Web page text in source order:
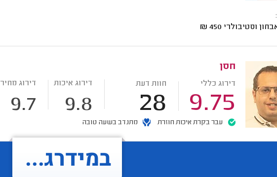
וסטיבולרי 450
₪
חסן
דירוג כללי
9.75
חוות דעת
28
דירוג איכות
9.8
דירוג מחיר
9.7
עבר בקרת איכות חוזרת מתנדב בשעה טובה
במידרג...